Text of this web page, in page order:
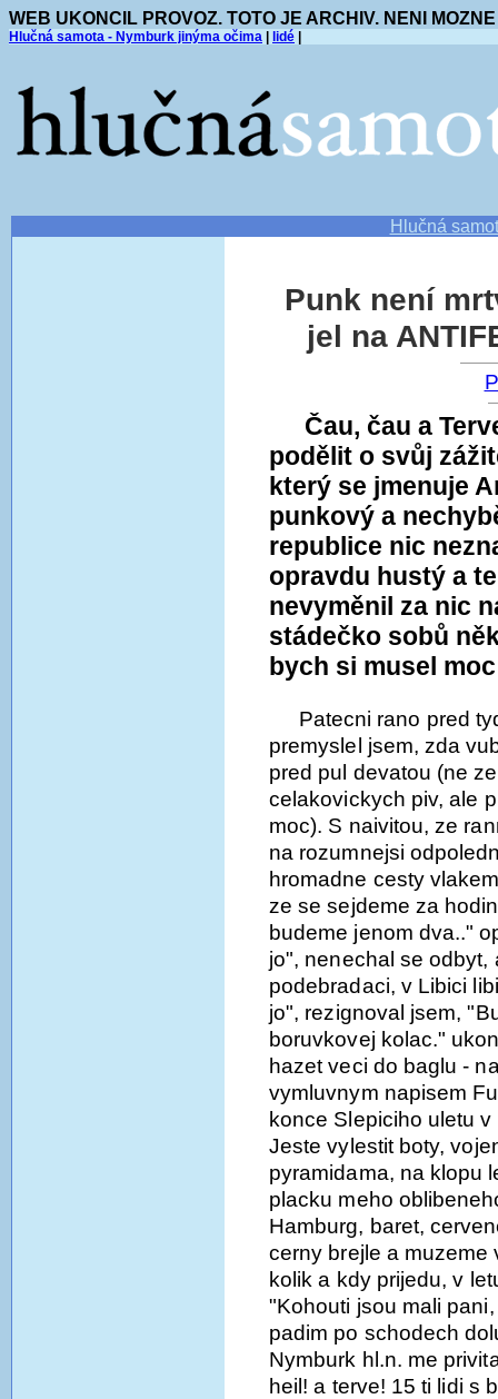
WEB UKONCIL PROVOZ. TOTO JE ARCHIV. NENI
Hlučná samota - Nymburk jinýma očima lidé
Hlučná
Punk není
jel na
Čau, čau a
podělit o svůj
který se jmenuje
punkový a
republice nic
opravdu hustý a
nevyměnil za nic
stádečko sobů
bych si musel
Patecni rano pred
premyslel jsem, zda
pred pul devatou (ne
celakovickych piv, ale
moc). S naivitou, ze
na rozumnejsi
hromadne cesty
ze se sejdeme za
budeme jenom dva.."
jo", nenechal se
podebradaci, v Libici
jo", rezignoval jsem,
boruvkovej kolac."
hazet veci do baglu -
vymluvnym napisem
konce Slepiciho uletu
Jeste vylestit boty,
pyramidama, na klopu
placku meho
Hamburg, baret,
cerny brejle a muzeme
kolik a kdy prijedu, v
"Kohouti jsou mali
padim po schodech
Nymburk hl.n. me
heil! a terve! 15 ti lidi s